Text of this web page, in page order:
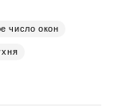
число окон